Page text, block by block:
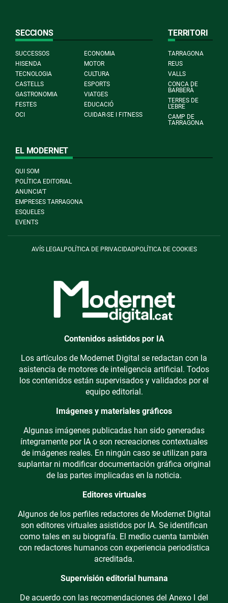
SECCIONS
SUCCESSOS
ECONOMIA
HISENDA
MOTOR
TECNOLOGIA
CULTURA
CASTELLS
ESPORTS
GASTRONOMIA
VIATGES
FESTES
EDUCACIÓ
OCI
CUIDAR-SE I FITNESS
TERRITORI
TARRAGONA
REUS
VALLS
CONCA DE
BARBERÀ
TERRES DE
L'EBRE
CAMP DE
TARRAGONA
EL MODERNET
QUI SOM
POLÍTICA EDITORIAL
ANUNCIA'T
EMPRESES TARRAGONA
ESQUELES
EVENTS
AVÍS LEGAL POLÍTICA DE PRIVACIDADPOLÍTICA DE COOKIES
Contenidos asistidos por IA
Los artículos de Modernet Digital se redactan con la
asistencia de motores de inteligencia artificial. Todos
los contenidos están supervisados y validados por el
equipo editorial.
Imágenes y materiales gráficos
Algunas imágenes publicadas han sido generadas
íntegramente por IA o son recreaciones contextuales
de imágenes reales. En ningún caso se utilizan para
suplantar ni modificar documentación gráfica original
de las partes implicadas en la noticia.
Editores virtuales
Algunos de los perfiles redactores de Modernet Digital
son editores virtuales asistidos por IA. Se identifican
como tales en su biografía. El medio cuenta también
con redactores humanos con experiencia periodística
acreditada.
Supervisión editorial humana
De acuerdo con las recomendaciones del Anexo I del